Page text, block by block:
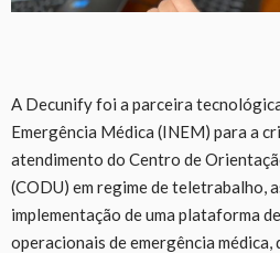
A Decunify foi a parceira
Emergência Médica (INEM) para a
atendimento do Centro de
(CODU) em regime de teletrabalho,
implementação de uma plataforma
operacionais de emergência médica,